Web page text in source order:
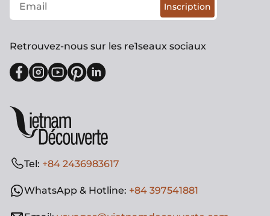
Tel: +84 2436983617
WhatsApp & Hotline: +84 397541881
Inscription
Retrouvez-nous sur les re1seaux sociaux